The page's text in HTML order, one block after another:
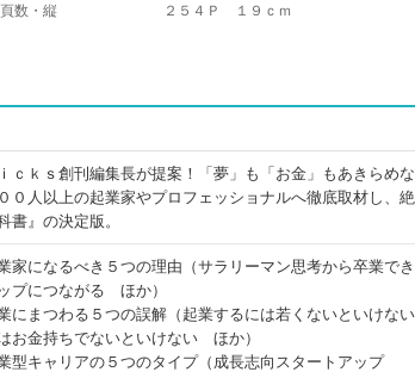
頁数・縦
２５４Ｐ １９ｃｍ
ｃｋｓ創刊編集長が提案！「夢」も「お金」もあきらめ
０人以上の起業家やプロフェッショナルへ徹底取材し、
書』の決定版。
になるべき５つの理由（サラリーマン思考から卒業で
プにつながる ほか）
まつわる５つの誤解（起業するには若くないといけない
お金持ちでないといけない ほか）
キャリアの５つのタイプ（成長志向スタートアップ